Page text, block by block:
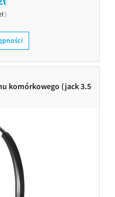
)
komórkowego (jack 3.5